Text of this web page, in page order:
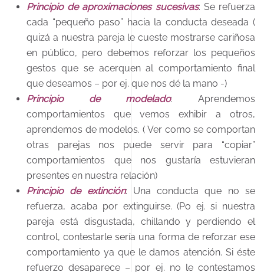
Principio de aproximaciones sucesivas: Se refuerza
cada “pequeño paso” hacia la conducta deseada (
quizá a nuestra pareja le cueste mostrarse cariñosa
en público, pero debemos reforzar los pequeños
gestos que se acerquen al comportamiento final
que deseamos – por ej. que nos dé la mano -)
Principio de modelado: Aprendemos
comportamientos que vemos exhibir a otros,
aprendemos de modelos. ( Ver como se comportan
otras parejas nos puede servir para “copiar”
comportamientos que nos gustaría estuvieran
presentes en nuestra relación)
Principio de extinción: Una conducta que no se
refuerza, acaba por extinguirse. (Po ej. si nuestra
pareja está disgustada, chillando y perdiendo el
control, contestarle sería una forma de reforzar ese
comportamiento ya que le damos atención. Si éste
refuerzo desaparece – por ej. no le contestamos